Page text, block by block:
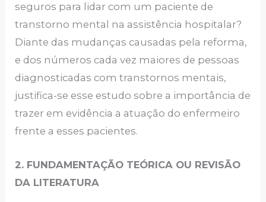
seguros para lidar com um paciente de
transtorno mental na assistência hospitalar?
Diante das mudanças causadas pela reforma,
e dos números cada vez maiores de pessoas
diagnosticadas com transtornos mentais,
justifica-se esse estudo sobre a importância de
trazer em evidência a atuação do enfermeiro
frente a esses pacientes.
2. FUNDAMENTAÇÃO TEÓRICA OU REVISÃO
DA LITERATURA